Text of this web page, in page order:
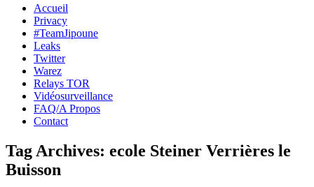
Skip
content
Accueil
Privacy
#TeamJipoune
Leaks
Twitter
Warez
Relays TOR
Vidéosurveillance
FAQ/A Propos
Contact
Tag Archives: ecole Steiner Verrières le
Buisson